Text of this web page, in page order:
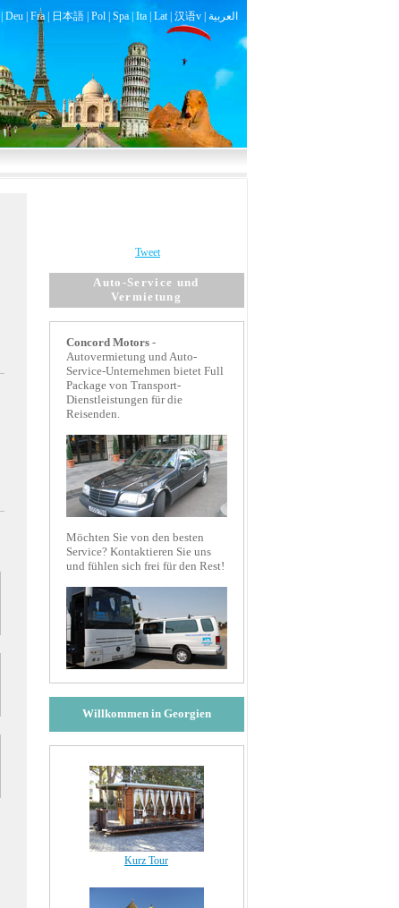
Deu| Fra| 日本語| Pol| Spa| Ita| Lat| 汉语v | العربية
Tweet
Auto-Service und
Vermietung
ConcordMotors-
Autovermietung und Auto-
Service-Unternehmen bietet Full
Package von Transport-
Dienstleistungen für die
Reisenden.
Möchten Sie von den besten
Service? Kontaktieren Sie uns
und fühlen sich frei für den Rest!
Willkommen in Georgien
Kurz Tour